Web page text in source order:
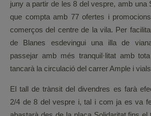
juny a partir de les 8 del vespre, amb una
que compta amb 77 ofertes i
comerços del centre de la vila. Per
de Blanes esdevingui una illa de
passejar amb més tranquil·litat amb
tancarà la circulació del carrer Ample i
El tall de trànsit del divendres es farà
2/4 de 8 del vespre i, tal i com ja es va